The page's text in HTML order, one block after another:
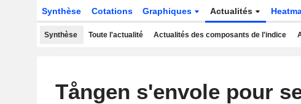
Synthèse Cotations Graphiques Actualités
Synthèse Toute l'actualité Actualités des composants de l'indice
Tången s'envole pour